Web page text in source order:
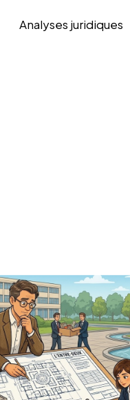
Analyses juridiques